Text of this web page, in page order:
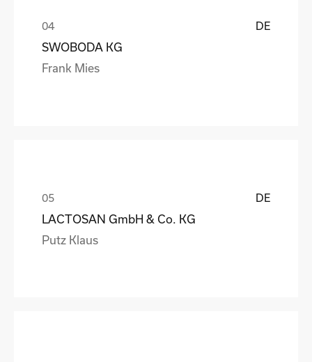
DE
SWOBODA KG
Frank Mies
DE
LACTOSAN GmbH & Co. KG
Putz Klaus